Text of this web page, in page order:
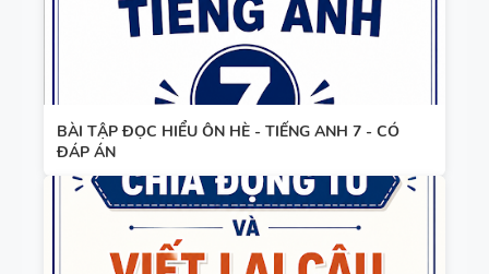
BÀI TẬP ĐỌC HIỂU ÔN HÈ - TIẾNG ANH 7 - CÓ
ĐÁP ÁN